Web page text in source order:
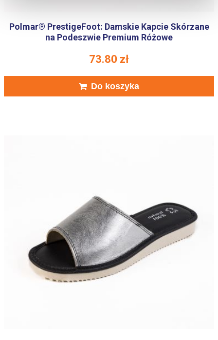
Polmar® PrestigeFoot: Damskie Kapcie Skórzane
na Podeszwie Premium Różowe
73.80 zł
Do koszyka